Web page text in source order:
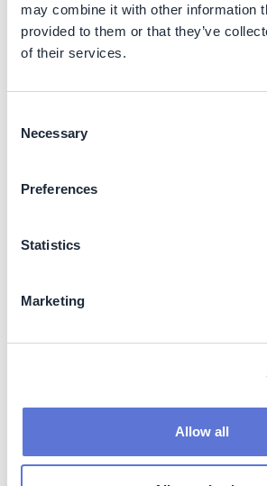
may combine it with other information
provided to them or that they’ve
of their services.
Selection
Necessary
Preferences
Statistics
Marketing
Allow all
撰寫說明組織
章節 6
如何藉由採取超越價值鏈的行動以加強企
閱讀此章節